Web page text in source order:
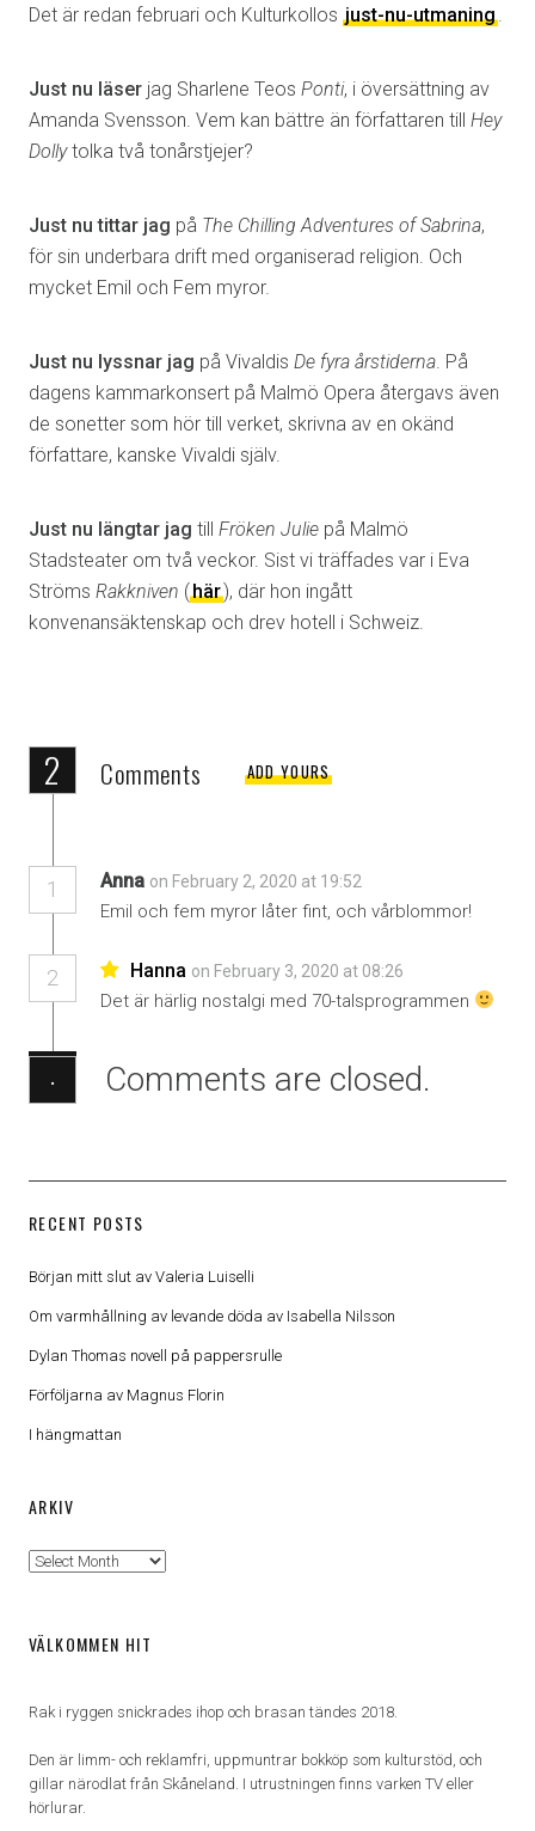
Det är redan februari och Kulturkollos just-nu-utmaning.
Just nu läser jag Sharlene Teos Ponti, i översättning av
Amanda Svensson. Vem kan bättre än författaren till Hey
Dollytolka två tonårstjejer?
Just nu tittar jag på The Chilling Adventures of Sabrina,
för sin underbara drift med organiserad religion. Och
mycket Emil och Fem myror.
Just nu lyssnar jag på Vivaldis De fyra årstiderna. På
dagens kammarkonsert på Malmö Opera återgavs även
de sonetter som hör till verket, skrivna av en okänd
författare, kanske Vivaldi själv.
Just nu längtar jag till Fröken Julie på Malmö
Stadsteater om två veckor. Sist vi träffades var i Eva
Ströms Rakkniven (här), där hon ingått
konvenansäktenskap och drev hotell i Schweiz.
2 Comments ADD YOURS
1 Anna on February 2, 2020 at 19:52
Emil och fem myror låter fint, och vårblommor!
2 Hanna on February 3, 2020 at 08:26
Det är härlig nostalgi med 70-talsprogrammen
· Comments are closed.
RECENT POSTS
Början mitt slut av Valeria Luiselli
Om varmhållning av levande döda av Isabella Nilsson
Dylan Thomas novell på pappersrulle
Förföljarna av Magnus Florin
I hängmattan
ARKIV
Arkiv
VÄLKOMMEN HIT
Rak i ryggen snickrades ihop och brasan tändes 2018.
Den är limm- och reklamfri, uppmuntrar bokköp som kulturstöd, och
gillar närodlat från Skåneland. I utrustningen finns varken TV eller
hörlurar.